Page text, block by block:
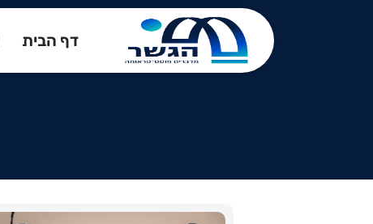
דף הבית